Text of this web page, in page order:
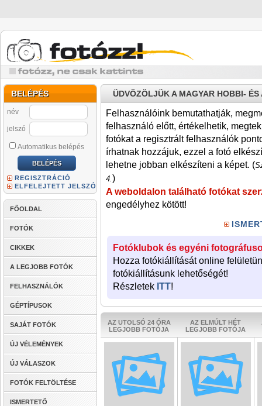
BELÉPÉS
név
jelszó
Automatikus belépés
REGISZTRÁCIÓ
ELFELEJTETT JELSZÓ
FŐOLDAL
FOTÓK
CIKKEK
A LEGJOBB FOTÓK
FELHASZNÁLÓK
GÉPTÍPUSOK
SAJÁT FOTÓK
ÚJ VÉLEMÉNYEK
ÚJ VÁLASZOK
FOTÓK FELTÖLTÉSE
ISMERTETŐ
ÜDVÖZÖLJÜK A MAGYAR HOBBI-
Felhasználóink bemutathatják,
felhasználó előtt, értékelhetik,
fotókat a regisztrált felhasználók
írhatnak hozzájuk, ezzel a fotó
lehetne jobban elkészíteni a képet. (
4.)
A weboldalon található fotókat
engedélyhez kötött!
Fotóklubok és egyéni
Hozza fotókiállítását online
fotókiállításunk lehetőségét!
Részletek ITT!
AZ UTOLSÓ 24 ÓRA
LEGJOBB FOTÓJA
AZ ELMÚLT HÉT
LEGJOBB FOTÓJA